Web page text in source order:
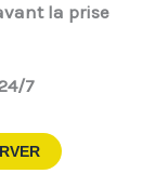
la prise
7